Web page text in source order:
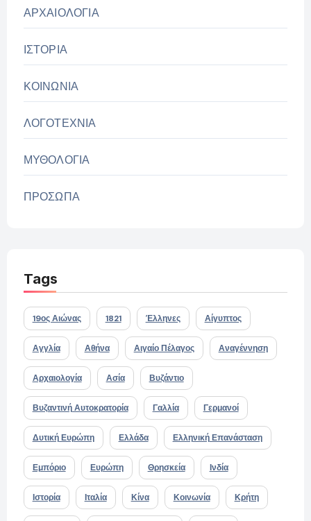
ΑΡΧΑΙΟΛΟΓΙΑ
ΙΣΤΟΡΙΑ
ΚΟΙΝΩΝΙΑ
ΛΟΓΟΤΕΧΝΙΑ
ΜΥΘΟΛΟΓΙΑ
ΠΡΟΣΩΠΑ
Tags
19ος Αιώνας 1821 Έλληνες Αίγυπτος
Αγγλία Αθήνα Αιγαίο Πέλαγος Αναγέννηση
Αρχαιολογία Ασία Βυζάντιο
Βυζαντινή Αυτοκρατορία Γαλλία Γερμανοί
Δυτική Ευρώπη Ελλάδα Ελληνική Επανάσταση
Εμπόριο Ευρώπη Θρησκεία Ινδία
Ιστορία Ιταλία Κίνα Κοινωνία Κρήτη